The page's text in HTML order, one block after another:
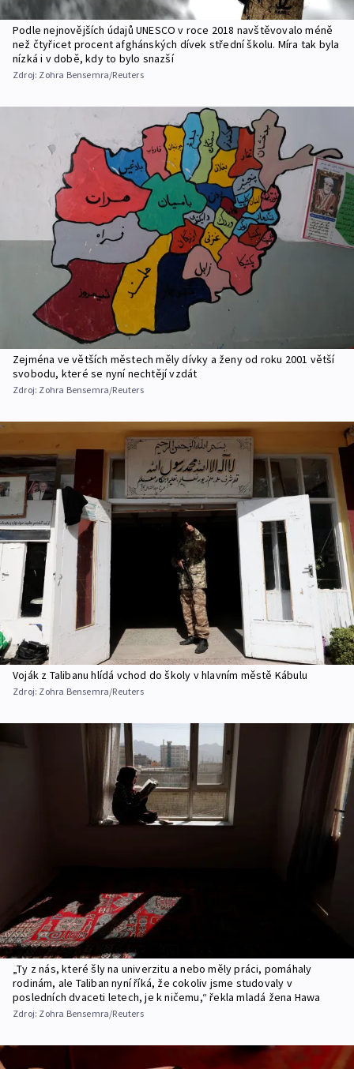
Podle nejnovějších údajů UNESCO v roce 2018 navštěvovalo méně
než čtyřicet procent afghánských dívek střední školu. Míra tak byla
nízká i v době, kdy to bylo snazší
Zdroj: Zohra Bensemra/Reuters
Zejména ve větších městech měly dívky a ženy od roku 2001 větší
svobodu, které se nyní nechtějí vzdát
Zdroj: Zohra Bensemra/Reuters
Voják z Talibanu hlídá vchod do školy v hlavním městě Kábulu
Zdroj: Zohra Bensemra/Reuters
„Ty z nás, které šly na univerzitu a nebo měly práci, pomáhaly
rodinám, ale Taliban nyní říká, že cokoliv jsme studovaly v
posledních dvaceti letech, je k ničemu,“ řekla mladá žena Hawa
Zdroj: Zohra Bensemra/Reuters